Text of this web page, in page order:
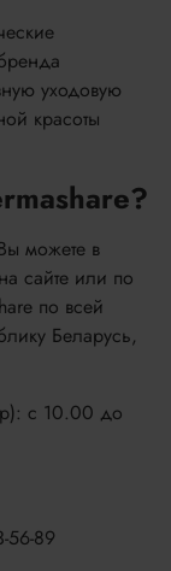
уходовую
красоты
можете в
сайте или по
по всей
Беларусь,
с 10.00 до
56-89